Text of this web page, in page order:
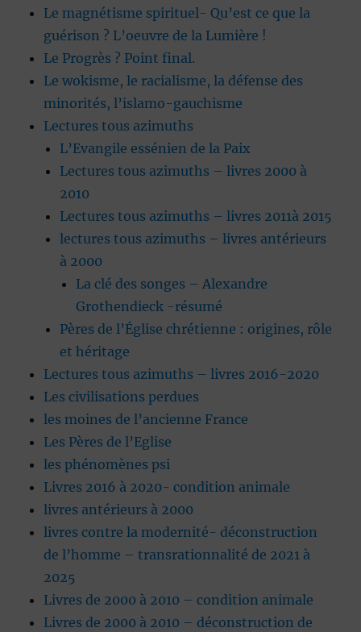
Le magnétisme spirituel- Qu’est ce que la
guérison ? L’oeuvre de la Lumière !
Le Progrès ? Point final.
Le wokisme, le racialisme, la défense des
minorités, l’islamo-gauchisme
Lectures tous azimuths
L’Evangile essénien de la Paix
Lectures tous azimuths – livres 2000 à
2010
Lectures tous azimuths – livres 2011à 2015
lectures tous azimuths – livres antérieurs
à 2000
La clé des songes – Alexandre
Grothendieck -résumé
Pères de l’Église chrétienne : origines, rôle
et héritage
Lectures tous azimuths – livres 2016-2020
Les civilisations perdues
les moines de l’ancienne France
Les Pères de l’Eglise
les phénomènes psi
Livres 2016 à 2020- condition animale
livres antérieurs à 2000
livres contre la modernité- déconstruction
de l’homme – transrationnalité de 2021 à
2025
Livres de 2000 à 2010 – condition animale
Livres de 2000 à 2010 – déconstruction de